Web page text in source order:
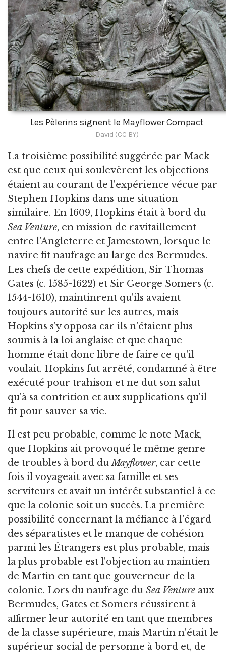
Les Pèlerins signent le Mayflower Compact
David (CC BY)
La troisième possibilité suggérée par Mack
est que ceux qui soulevèrent les objections
étaient au courant de l'expérience vécue par
Stephen Hopkins dans une situation
similaire. En 1609, Hopkins était à bord du
Sea Venture, en mission de ravitaillement
entre l'Angleterre et Jamestown, lorsque le
navire fit naufrage au large des Bermudes.
Les chefs de cette expédition, Sir Thomas
Gates (c. 1585-1622) et Sir George Somers (c.
1544-1610), maintinrent qu'ils avaient
toujours autorité sur les autres, mais
Hopkins s'y opposa car ils n'étaient plus
soumis à la loi anglaise et que chaque
homme était donc libre de faire ce qu'il
voulait. Hopkins fut arrêté, condamné à être
exécuté pour trahison et ne dut son salut
qu'à sa contrition et aux supplications qu'il
fit pour sauver sa vie.
Il est peu probable, comme le note Mack,
que Hopkins ait provoqué le même genre
de troubles à bord duMayflower, car cette
fois il voyageait avec sa famille et ses
serviteurs et avait un intérêt substantiel à ce
que la colonie soit un succès. La première
possibilité concernant la méfiance à l'égard
des séparatistes et le manque de cohésion
parmi les Étrangers est plus probable, mais
la plus probable est l'objection au maintien
de Martin en tant que gouverneur de la
colonie. Lors du naufrage du Sea Venture aux
Bermudes, Gates et Somers réussirent à
affirmer leur autorité en tant que membres
de la classe supérieure, mais Martin n'était le
supérieur social de personne à bord et, de